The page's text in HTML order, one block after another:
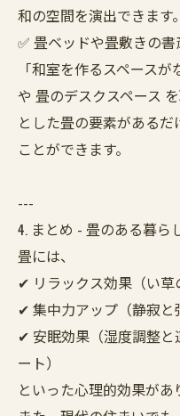
和の空間を演出できます。
✅ 畳ベッドや畳敷きの書
「和室を作るスペース
や 畳のデスクスペース
とした畳の要素がある
ことができます。
---
4. まとめ - 畳のある暮ら
畳には、
✔ リラックス効果（い草
✔ 集中力アップ（静寂と
✔ 安眠効果（湿度調整
ート）
といった心理的効果があ